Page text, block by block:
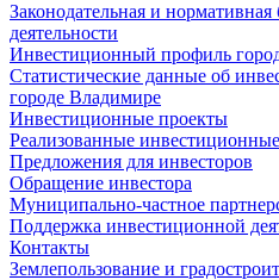
Законодательная и
деятельности
Инвестиционный профиль
Статистические данные об
городе Владимире
Инвестиционные проекты
Реализованные
Предложения для инвесторов
Обращение инвестора
Муниципально-частное
Поддержка инвестиционной
Контакты
Землепользование и